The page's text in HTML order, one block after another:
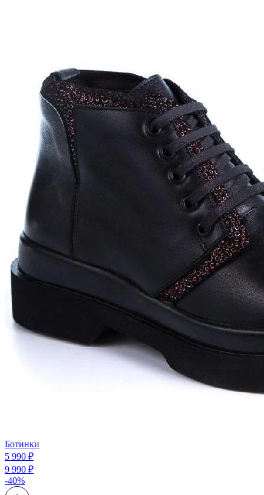
Ботинки
5 990 ₽
9 990 ₽
-40%